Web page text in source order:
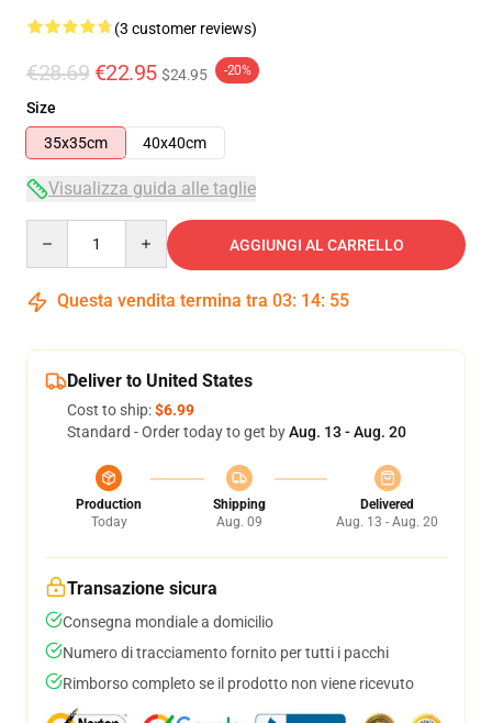
(3 customer reviews)
€28.69 €22.95 $24.95 -20%
Size
35x35cm
40x40cm
Visualizza guida alle taglie
AGGIUNGI AL CARRELLO
Questa vendita termina tra 03: 14: 55
Deliver to United States
Cost to ship:$6.99
Standard - Order today to get byAug. 13 - Aug. 20
Production
Today
Shipping
Aug. 09
Delivered
Aug. 13 - Aug. 20
Transazione sicura
Consegna mondiale a domicilio
Numero di tracciamento fornito per tutti i pacchi
Rimborso completo se il prodotto non viene ricevuto